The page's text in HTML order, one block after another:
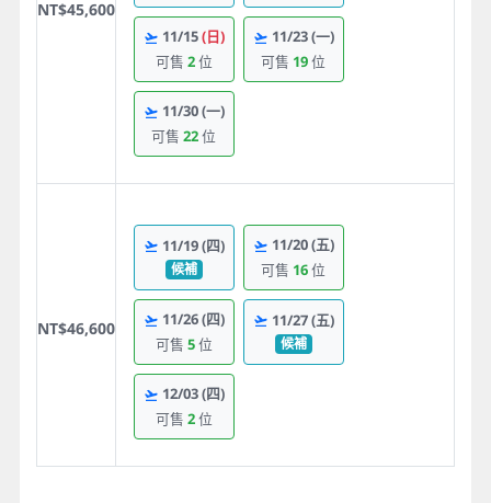
NT$45,600
11/15(日)
可售 2位
11/23(一)
可售 19位
11/30(一)
可售22位
NT$46,600
11/19(四)
候補
11/20(五)
可售 16位
11/26(四)
可售 5位
11/27(五)
候補
12/03(四)
可售 2位